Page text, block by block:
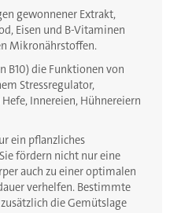
gewonnener Extrakt,
Eisen und B-Vitaminen
Mikronährstoffen.
B10) die Funktionen von
Stressregulator,
Innereien, Hühnereiern
ein pflanzliches
fördern nicht nur eine
auch zu einer optimalen
verhelfen. Bestimmte
die Gemütslage